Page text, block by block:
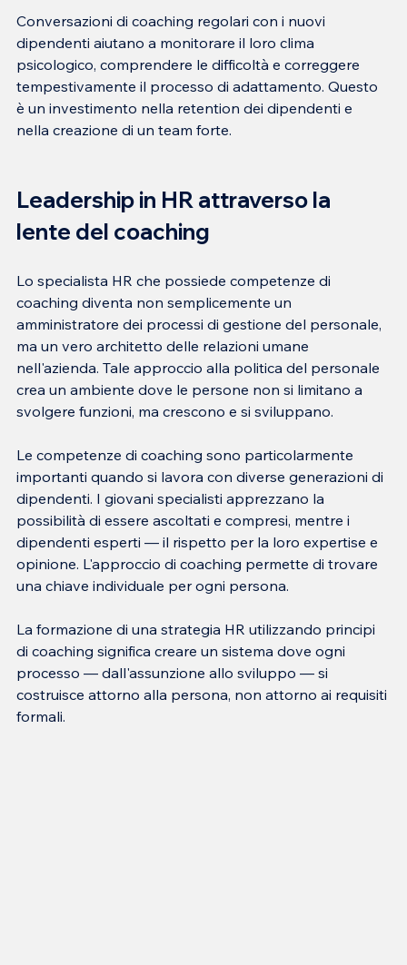
Conversazioni di coaching regolari con i nuovi
dipendenti aiutano a monitorare il loro clima
psicologico, comprendere le difficoltà e correggere
tempestivamente il processo di adattamento. Questo
è un investimento nella retention dei dipendenti e
Leadership in HR attraverso la
lente del coaching
Lo specialista HR che possiede competenze di
coaching diventa non semplicemente un
amministratore dei processi di gestione del personale,
ma un vero architetto delle relazioni umane
nell'azienda. Tale approccio alla politica del personale
crea un ambiente dove le persone non si limitano a
Le competenze di coaching sono particolarmente
importanti quando si lavora con diverse generazioni di
dipendenti. I giovani specialisti apprezzano la
possibilità di essere ascoltati e compresi, mentre i
dipendenti esperti — il rispetto per la loro expertise e
opinione. L'approccio di coaching permette di trovare
La formazione di una strategia HR utilizzando principi
di coaching significa creare un sistema dove ogni
processo — dall'assunzione allo sviluppo — si
costruisce attorno alla persona, non attorno ai requisiti